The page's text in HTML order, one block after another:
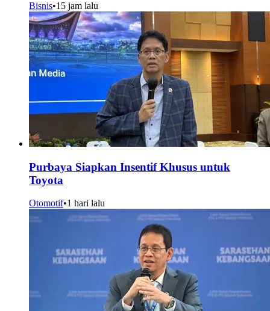
Bisnis•15 jam lalu
Purbaya Siapkan Insentif Khusus untuk
Toyota
Otomotif•1 hari lalu